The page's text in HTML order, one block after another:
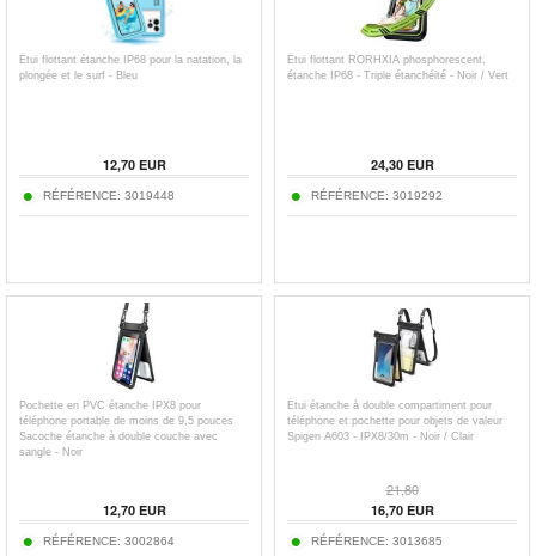
Étui flottant étanche IP68 pour la natation, la
plongée et le surf - Bleu
12,70EUR
RÉFÉRENCE: 3019448
Étui flottant RORHXIA phosphorescent,
étanche IP68 - Triple étanchéité - Noir / Vert
24,30EUR
RÉFÉRENCE: 3019292
Pochette en PVC étanche IPX8 pour
téléphone portable de moins de 9,5 pouces
Sacoche étanche à double couche avec
sangle - Noir
12,70EUR
RÉFÉRENCE: 3002864
Étui étanche à double compartiment pour
téléphone et pochette pour objets de valeur
Spigen A603 - IPX8/30m - Noir / Clair
21,80
16,70EUR
RÉFÉRENCE: 3013685